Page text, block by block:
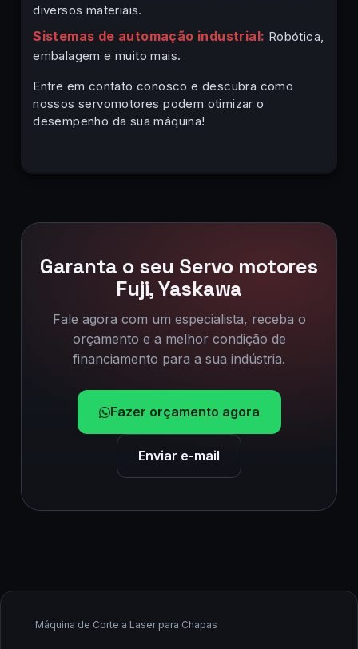
diversos materiais.
Sistemas de automação industrial: Robótica,
embalagem e muito mais.
Entre em contato conosco e descubra como
nossos servomotores podem otimizar o
desempenho da sua máquina!
Garanta o seu Servo motores
Fuji, Yaskawa
Fale agora com um especialista, receba o
orçamento e a melhor condição de
financiamento para a sua indústria.
Fazer orçamento agora
Enviar e-mail
Máquina de Corte a Laser para Chapas